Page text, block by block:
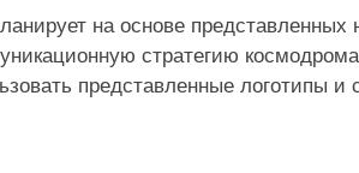
на основе
стратегию
представленные логотипы